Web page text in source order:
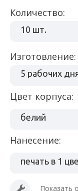
Количество:
10 шт.
Изготовление:
5 рабочих
Цвет корпуса:
белий
Нанесение:
Показать